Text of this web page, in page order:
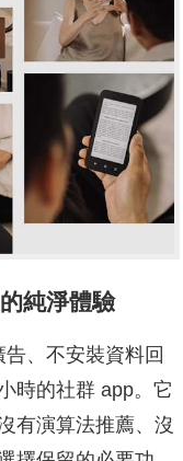
純淨體驗
、不安裝資料回
時的社群 app。它
演算法推薦、沒